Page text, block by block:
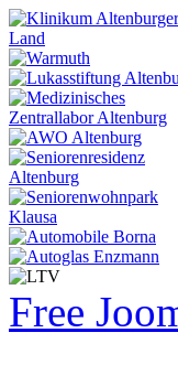
Free